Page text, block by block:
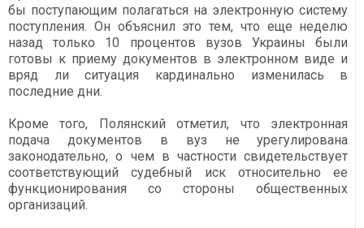
бы поступающим полагаться на электронную систему
поступления. Он объяснил это тем, что еще неделю
назад только 10 процентов вузов Украины были
готовы к приему документов в электронном виде и
вряд ли ситуация кардинально изменилась в
последние дни.
Кроме того, Полянский отметил, что электронная
подача документов в вуз не урегулирована
законодательно, о чем в частности свидетельствует
соответствующий судебный иск относительно ее
функционирования со стороны общественных
организаций.